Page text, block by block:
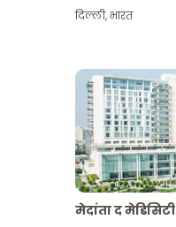
दिल्ली,भारत
मेदांता द मेडिसिटी